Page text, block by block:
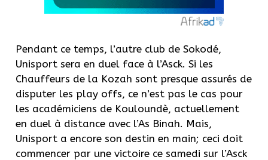
Pendant ce temps, l’autre club de Sokodé,
Unisport sera en duel face à l’Asck. Si les
Chauffeurs de la Kozah sont presque assurés de
disputer les play offs, ce n’est pas le cas pour
les académiciens de Kouloundè, actuellement
en duel à distance avec l’As Binah. Mais,
Unisport a encore son destin en main; ceci doit
commencer par une victoire ce samedi sur l’Asck